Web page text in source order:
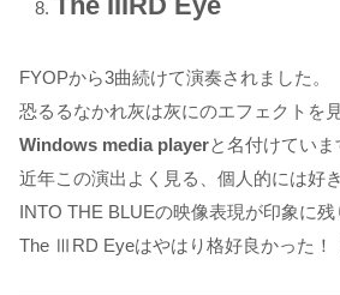
FYOPから3曲続けて演奏されました。
恐るるなかれ灰は灰にのエフェクトを
Windows media playerと名付けていま
近年この演出よく見る、個人的には好き
INTO THE BLUEの映像表現が印象に残
The ⅢRD Eyeはやはり格好良かった！